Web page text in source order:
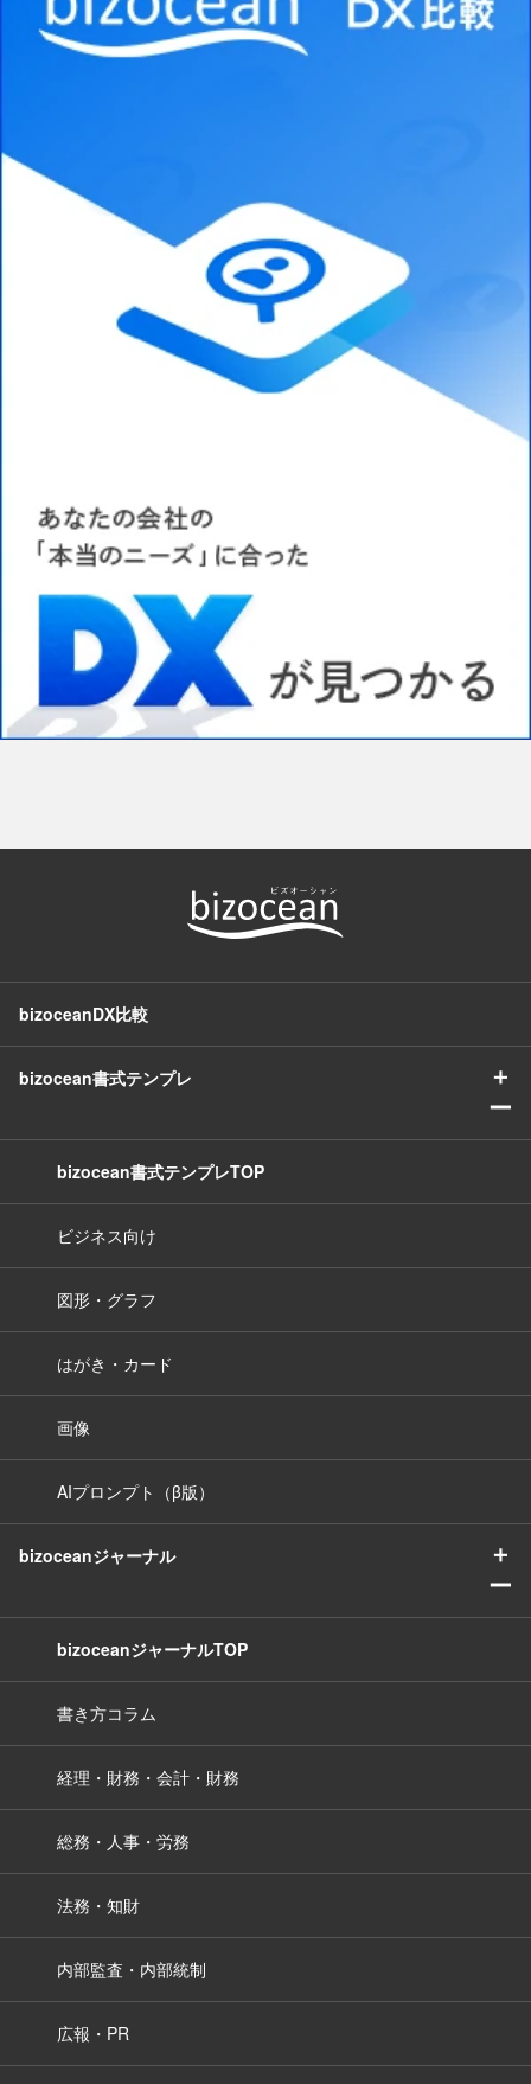
bizoceanDX比較
bizocean書式テンプレ
＋
ー
bizocean書式テンプレTOP
ビジネス向け
図形・グラフ
はがき・カード
画像
AIプロンプト（β版）
bizoceanジャーナル
＋
ー
bizoceanジャーナルTOP
書き方コラム
経理・財務・会計・財務
総務・人事・労務
法務・知財
内部監査・内部統制
広報・PR